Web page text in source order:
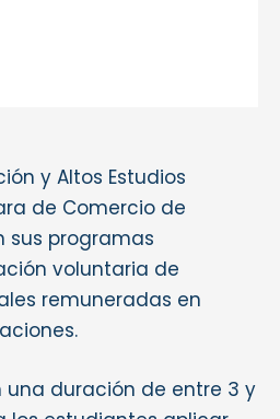
y Altos Estudios
de Comercio de
sus programas
voluntaria de
remuneradas en
una duración de entre 3 y